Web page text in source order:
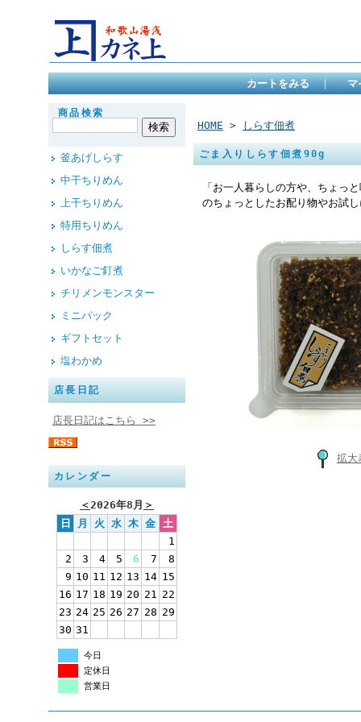
カートをみる ｜ マ
商品検索
釜あげしらす
中干ちりめん
上干ちりめん
特用ちりめん
しらす佃煮
いかなご釘煮
チリメンモンスター
ミニパック
ギフトセット
塩わかめ
店長日記
店長日記はこちら >>
カレンダー
＜2026年8月 ＞
日
月 火 水 木 金 土
1
2
3 4 5 6 7
8
9 10 11 12 13 14 15
16 17 18 19 20 21 22
23 24 25 26 27 28 29
30 31
今日
定休日
営業日
HOME > しらす佃煮
ごま入りしらす佃煮90g
「お一人暮らしの方や、ちょっ
のちょっとしたお配り物やお試
拡大